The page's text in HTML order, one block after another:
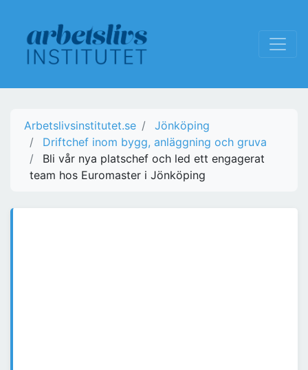
Arbetslivsinstitutet.se
Jönköping
Driftchef inom bygg, anläggning och gruva
Bli vår nya platschef och led ett engagerat
team hos Euromaster i Jönköping